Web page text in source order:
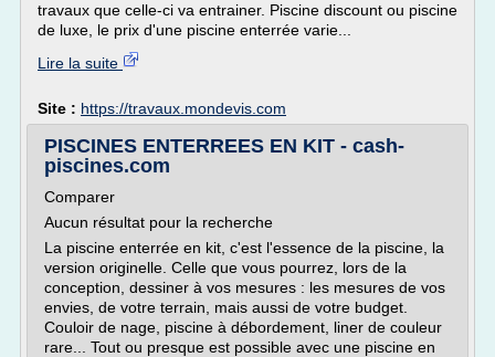
travaux que celle-ci va entrainer. Piscine discount ou piscine
de luxe, le prix d'une piscine enterrée varie...
Lire la suite
Site : https://travaux.mondevis.com
PISCINES ENTERREES EN KIT - cash-
piscines.com
Comparer
Aucun résultat pour la recherche
La piscine enterrée en kit, c'est l'essence de la piscine, la
version originelle. Celle que vous pourrez, lors de la
conception, dessiner à vos mesures : les mesures de vos
envies, de votre terrain, mais aussi de votre budget.
Couloir de nage, piscine à débordement, liner de couleur
rare... Tout ou presque est possible avec une piscine en